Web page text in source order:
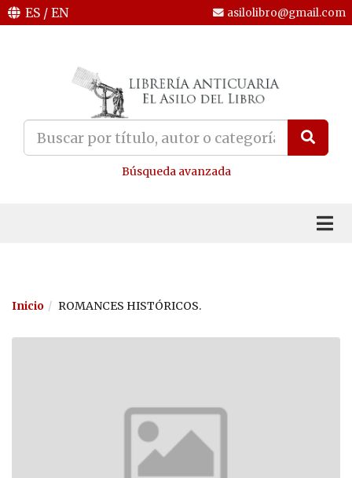
ES / EN asilolibro@gmail.com
Búsqueda avanzada
Inicio ROMANCES HISTÓRICOS.